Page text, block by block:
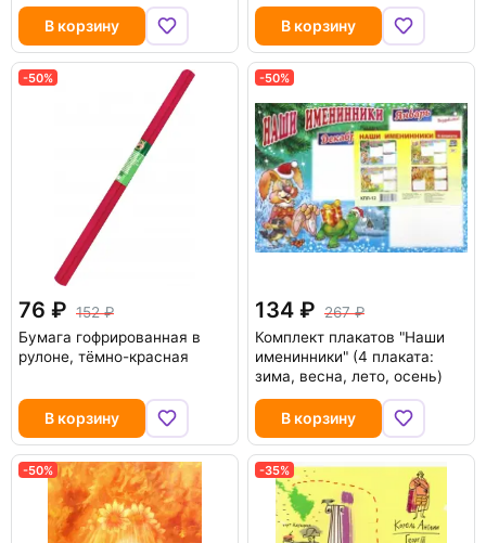
В корзину В корзину
-50%
76
152
Бумага гофрированная в
рулоне, тёмно-красная
В корзину
-50%
134
267
Комплект плакатов "Наши
именинники" (4 плаката:
зима, весна, лето, осень)
В корзину
-50% -35%